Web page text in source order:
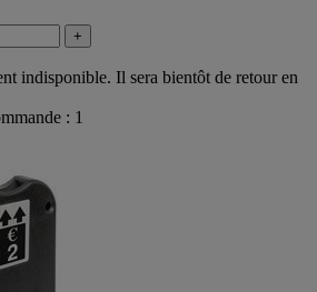
+
indisponible. Il sera bientôt de retour en
: 1